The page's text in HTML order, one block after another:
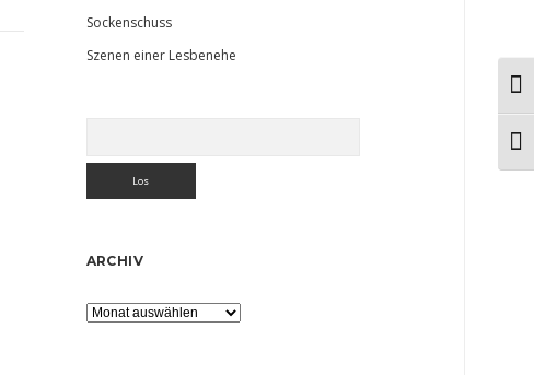
Sockenschuss
Szenen einer Lesbenehe
ARCHIV
Archiv